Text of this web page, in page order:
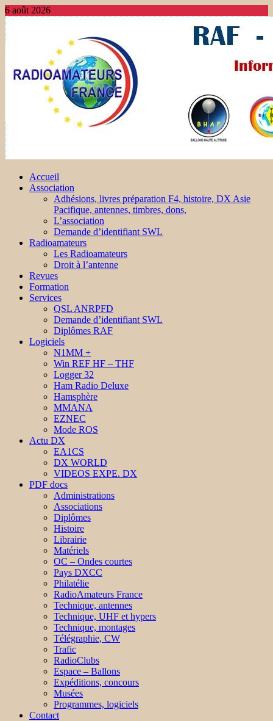
6 août 2026
Accueil
Association
Adhésions, livres préparation F4, histoire, DX Asie
Pacifique, antennes, timbres, dons,
L’association
Demande d’identifiant SWL
Radioamateurs
Les Radioamateurs
Droit à l’antenne
Revues
Formation
Services
QSL ANRPFD
Demande d’identifiant SWL
Diplômes RAF
Logiciels
N1MM +
Win REF HF – THF
Logger 32
Ham Radio Deluxe
Hamsphère
MMANA
EZNEC
Mode ROS
Actu DX
EA1CS
DX WORLD
VIDEOS EXPE. DX
PDF docs
Administrations
Associations
Diplômes
Histoire
Librairie
Matériels
OC – Ondes courtes
Pays DXCC
Philatélie
RadioAmateurs France
Technique, antennes
Technique, UHF et hypers
Technique, montages
Télégraphie, CW
Trafic
RadioClubs
Espace – Ballons
Expéditions, concours
Musées
Programmes, logiciels
Contact